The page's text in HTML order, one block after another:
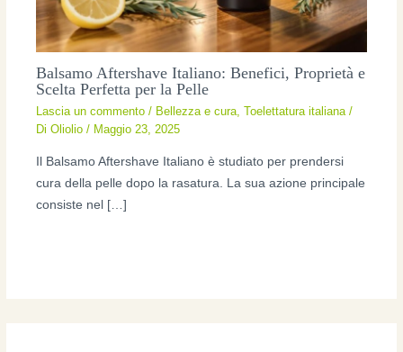
Balsamo Aftershave Italiano: Benefici, Proprietà e
Scelta Perfetta per la Pelle
Lascia un commento / Bellezza e cura,Toelettatura italiana/
Di Oliolio/ Maggio 23, 2025
Il Balsamo Aftershave Italiano è studiato per prendersi
cura della pelle dopo la rasatura. La sua azione principale
consiste nel […]